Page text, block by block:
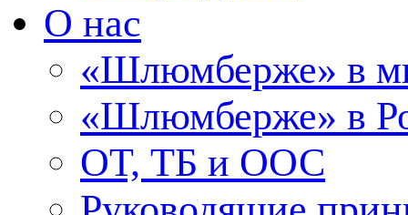
О нас
«Шлюмберже» в
«Шлюмберже» в
ОТ, ТБ и ООС